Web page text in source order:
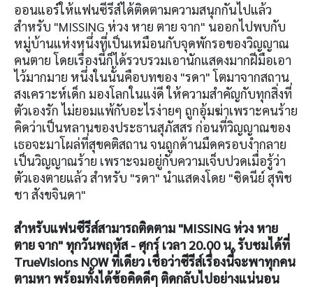
ออนแอร์ให้แฟนซีรีส์ได้ติดตามความสนุกกันไปแล้ว
สำหรับ "MISSING ห่วง หาย ตาย จาก" นออกไปพบกับ
หมู่บ้านแห่งหนึ่งที่เป็นเหมือนกับจุดพักรอของวิญญาณ
คนตาย โดยเรื่องนี้ก็ได้รวบรวมเอานักแสดงมากฝีมือเอา
ไว้มากมาย หนึ่งในนั้นคือบทของ "รดา" โตมาจากสถาน
สงเคราะห์เด็ก มองโลกในแง่ดี ให้ความสำคัญกับทุกสิ่งที่
ตัวเองรัก ไม่ยอมแพ้กับอะไรง่ายๆ ถูกอุ้มฆ่าเพราะคนร้าย
คิดว่าเป็นหลานของประธานสุภัสสร ก่อนที่วิญญาณของ
เธอจะมาโผล่ที่สุขคติสถาน จนถูกด้านมืดครอบงำกลาย
เป็นวิญญาณร้าย เพราะจมอยู่กับความเจ็บปวดเมื่อรู้ว่า
ตัวเองตายแล้ว สำหรับ "รดา" นำแสดงโดย "ซิดนีย์ สุพิช
ชา สังขจินดา"
สำหรับแฟนซีรีส์สามารถติดตาม "MISSING ห่วง หาย
ตาย จาก" ทุกวันพฤหัส - ศุกร์ เวลา 20.00 น. รับชมได้ที่
TrueVisions NOW ที่เดียว เชื่อว่าซีรีส์เรื่องนี้จะพาทุกคน
ตามหา พร้อมทั้งได้ข้อคิดดีๆ ติดกลับไปอย่างแน่นอน